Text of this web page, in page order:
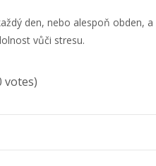
den, nebo alespoň
vůči stresu.
votes)